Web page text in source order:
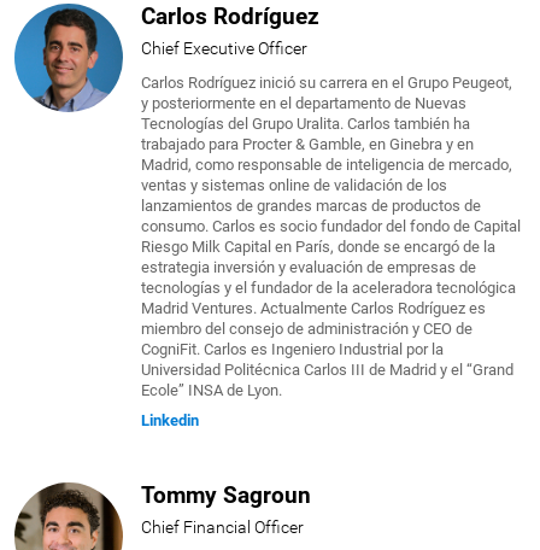
Carlos Rodríguez
Chief Executive Officer
Carlos Rodríguez inició su carrera en el Grupo Peugeot,
y posteriormente en el departamento de Nuevas
Tecnologías del Grupo Uralita. Carlos también ha
trabajado para Procter & Gamble, en Ginebra y en
Madrid, como responsable de inteligencia de mercado,
ventas y sistemas online de validación de los
lanzamientos de grandes marcas de productos de
consumo. Carlos es socio fundador del fondo de Capital
Riesgo Milk Capital en París, donde se encargó de la
estrategia inversión y evaluación de empresas de
tecnologías y el fundador de la aceleradora tecnológica
Madrid Ventures. Actualmente Carlos Rodríguez es
miembro del consejo de administración y CEO de
CogniFit. Carlos es Ingeniero Industrial por la
Universidad Politécnica Carlos III de Madrid y el “Grand
Ecole” INSA de Lyon.
Linkedin
Tommy Sagroun
Chief Financial Officer